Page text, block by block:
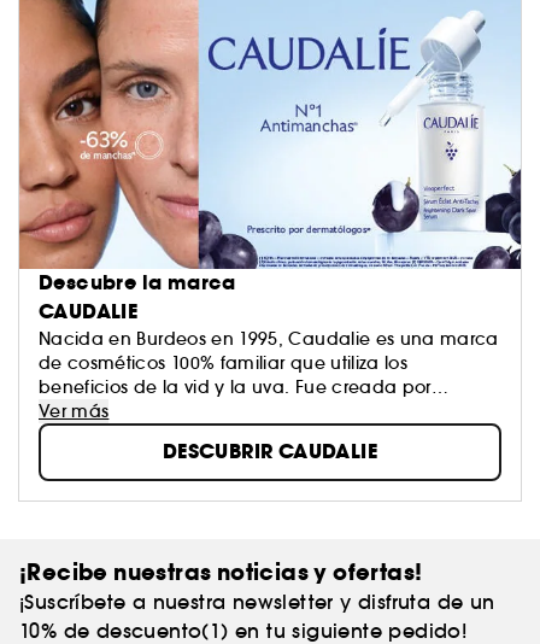
Descubre la marca
CAUDALIE
Nacida en Burdeos en 1995, Caudalie es una marca
de cosméticos 100% familiar que utiliza los
beneficios de la vid y la uva. Fue creada por
Mathilde y Bertrand Thomas tras investigar sobre los
polifenoles, los antioxidantes más potentes del
mundo vegetal. Los productos Caudalie son muy
naturales, eficaces y glamurosos, y cumplen con
una estricta carta de valores que denominan
Ver más
DESCUBRIR CAUDALIE
¡Recibe nuestras noticias y ofertas!
¡Suscríbete a nuestra newsletter y disfruta de un
10% de descuento(1) en tu siguiente pedido!